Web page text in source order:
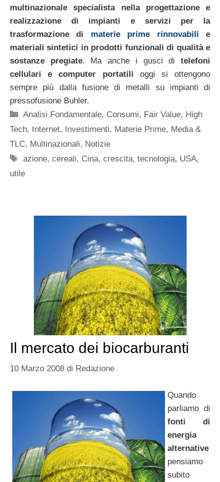
multinazionale specialista nella progettazione e
realizzazione di impianti e servizi per la
trasformazione di materie prime rinnovabilie
materiali sintetici in prodotti funzionali di qualità e
sostanze pregiate. Ma anche i gusci ditelefoni
cellulari e computer portatili oggi si ottengono
sempre più dalla fusione di metalli su impianti di
pressofusione Buhler.
Categorie
Analisi Fondamentale, Consumi, Fair Value, High
Tech, Internet, Investimenti, Materie Prime, Media &
TLC, Multinazionali, Notizie
Tag
azione,cereali, Cina,crescita,tecnologia, USA,
utile
Il mercato dei biocarburanti
10 Marzo 2008 di Redazione
Quando
parliamo di
fonti di
energia
alternative
pensiamo
subito